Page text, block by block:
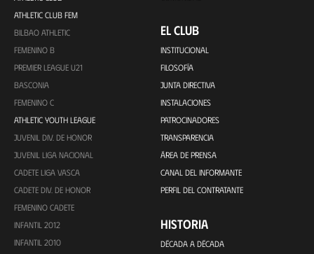
ATHLETIC CLUB FEM
BILBAO ATHLETIC
FEMENINO B
PREMIER LEAGUE U21
BASCONIA
FEMENINO C
ATHLETIC YOUTH LEAGUE
JUVENIL DIV. DE HONOR
JUVENIL LIGA NACIONAL
CADETE LIGA VASCA
CADETE DIV. DE HONOR
FEMENINO CADETE
INFANTIL 2012
INFANTIL 2010
EL CLUB
INSTITUCIONAL
FILOSOFÍA
JUNTA DIRECTIVA
INSTALACIONES
PATROCINADORES
TRANSPARENCIA
ÁREA DE PRENSA
CANAL DEL INFORMANTE
PERFIL DEL CONTRATANTE
HISTORIA
DÉCADA A DÉCADA